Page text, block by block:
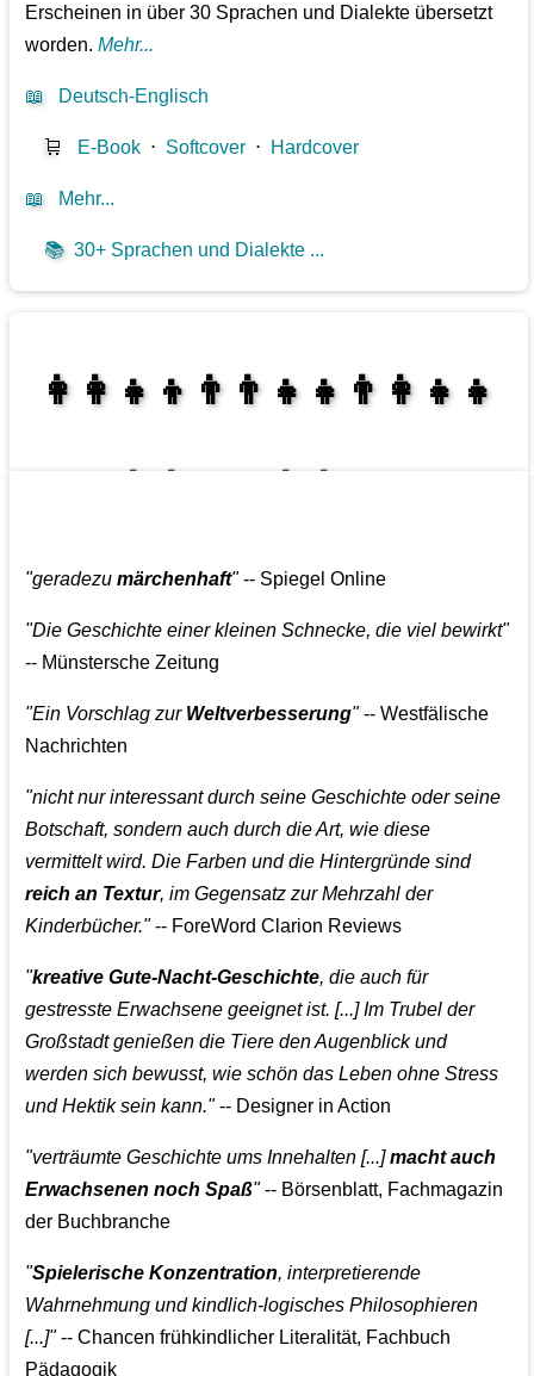
Erscheinen in über 30 Sprachen und Dialekte übersetzt
worden.Mehr...
📖 Deutsch-Englisch
🛒 E-Book ⋅ Softcover ⋅ Hardcover
📖 Mehr...
📚 30+ Sprachen und Dialekte ...
👩‍👩‍👧‍👦👨‍👨‍👧‍👧👨‍👩‍👧‍👧
"geradezumärchenhaft"-- Spiegel Online
"Die Geschichte einer kleinen Schnecke, die viel bewirkt"
-- Münstersche Zeitung
"Ein Vorschlag zur Weltverbesserung"-- Westfälische
Nachrichten
"nicht nur interessant durch seine Geschichte oder seine
Botschaft, sondern auch durch die Art, wie diese
vermittelt wird. Die Farben und die Hintergründe sind
reich an Textur, im Gegensatz zur Mehrzahl der
Kinderbücher."-- ForeWord Clarion Reviews
"kreative Gute-Nacht-Geschichte, die auch für
gestresste Erwachsene geeignet ist. [...] Im Trubel der
Großstadt genießen die Tiere den Augenblick und
werden sich bewusst, wie schön das Leben ohne Stress
und Hektik sein kann."-- Designer in Action
"verträumte Geschichte ums Innehalten [...]macht auch
Erwachsenen noch Spaß"-- Börsenblatt, Fachmagazin
der Buchbranche
"Spielerische Konzentration, interpretierende
Wahrnehmung und kindlich-logisches Philosophieren
[...]"-- Chancen frühkindlicher Literalität, Fachbuch
Pädagogik